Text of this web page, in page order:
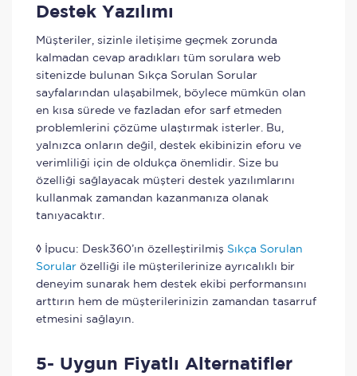
Destek Yazılımı
Müşteriler, sizinle iletişime geçmek zorunda
kalmadan cevap aradıkları tüm sorulara web
sitenizde bulunan Sıkça Sorulan Sorular
sayfalarından ulaşabilmek, böylece mümkün olan
en kısa sürede ve fazladan efor sarf etmeden
problemlerini çözüme ulaştırmak isterler. Bu,
yalnızca onların değil, destek ekibinizin eforu ve
verimliliği için de oldukça önemlidir. Size bu
özelliği sağlayacak müşteri destek yazılımlarını
kullanmak zamandan kazanmanıza olanak
tanıyacaktır.
◊ İpucu: Desk360’ın özelleştirilmiş Sıkça Sorulan
Sorularözelliği ile müşterilerinize ayrıcalıklı bir
deneyim sunarak hem destek ekibi performansını
arttırın hem de müşterilerinizin zamandan tasarruf
etmesini sağlayın.
5- Uygun Fiyatlı Alternatifler